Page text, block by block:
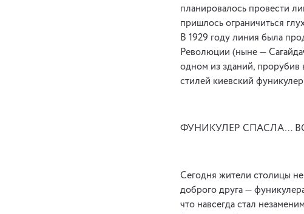
планировалось провести
пришлось ограничиться
В 1929 году линия была
Революции (ныне —
одном из зданий, прорубив
стилей киевский
ФУНИКУЛЕР СПАСЛА…
Сегодня жители столицы не
доброго друга —
что навсегда стал